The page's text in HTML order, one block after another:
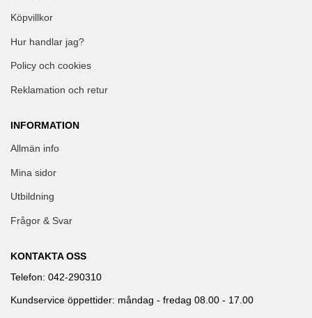
Köpvillkor
Hur handlar jag?
Policy och cookies
Reklamation och retur
INFORMATION
Allmän info
Mina sidor
Utbildning
Frågor & Svar
KONTAKTA OSS
Telefon: 042-290310
Kundservice öppettider: måndag - fredag 08.00 - 17.00